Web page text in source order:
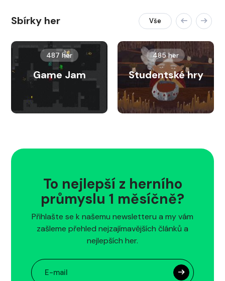
Sbírky her Vše
487 her
Game Jam
485 her
Studentské hry
To nejlepší z herního
průmyslu 1 měsíčně?
Přihlašte se k našemu newsletteru a my vám
zašleme přehled nejzajímavějších článků a
nejlepších her.